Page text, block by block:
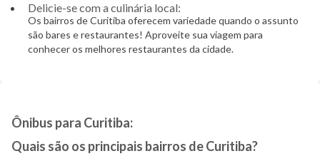
Delicie-se com a culinária local:
Os bairros de Curitiba oferecem variedade quando o assunto
são bares e restaurantes! Aproveite sua viagem para
conhecer os melhores restaurantes da cidade.
Ônibus para Curitiba:
Quais são os principais bairros de Curitiba?